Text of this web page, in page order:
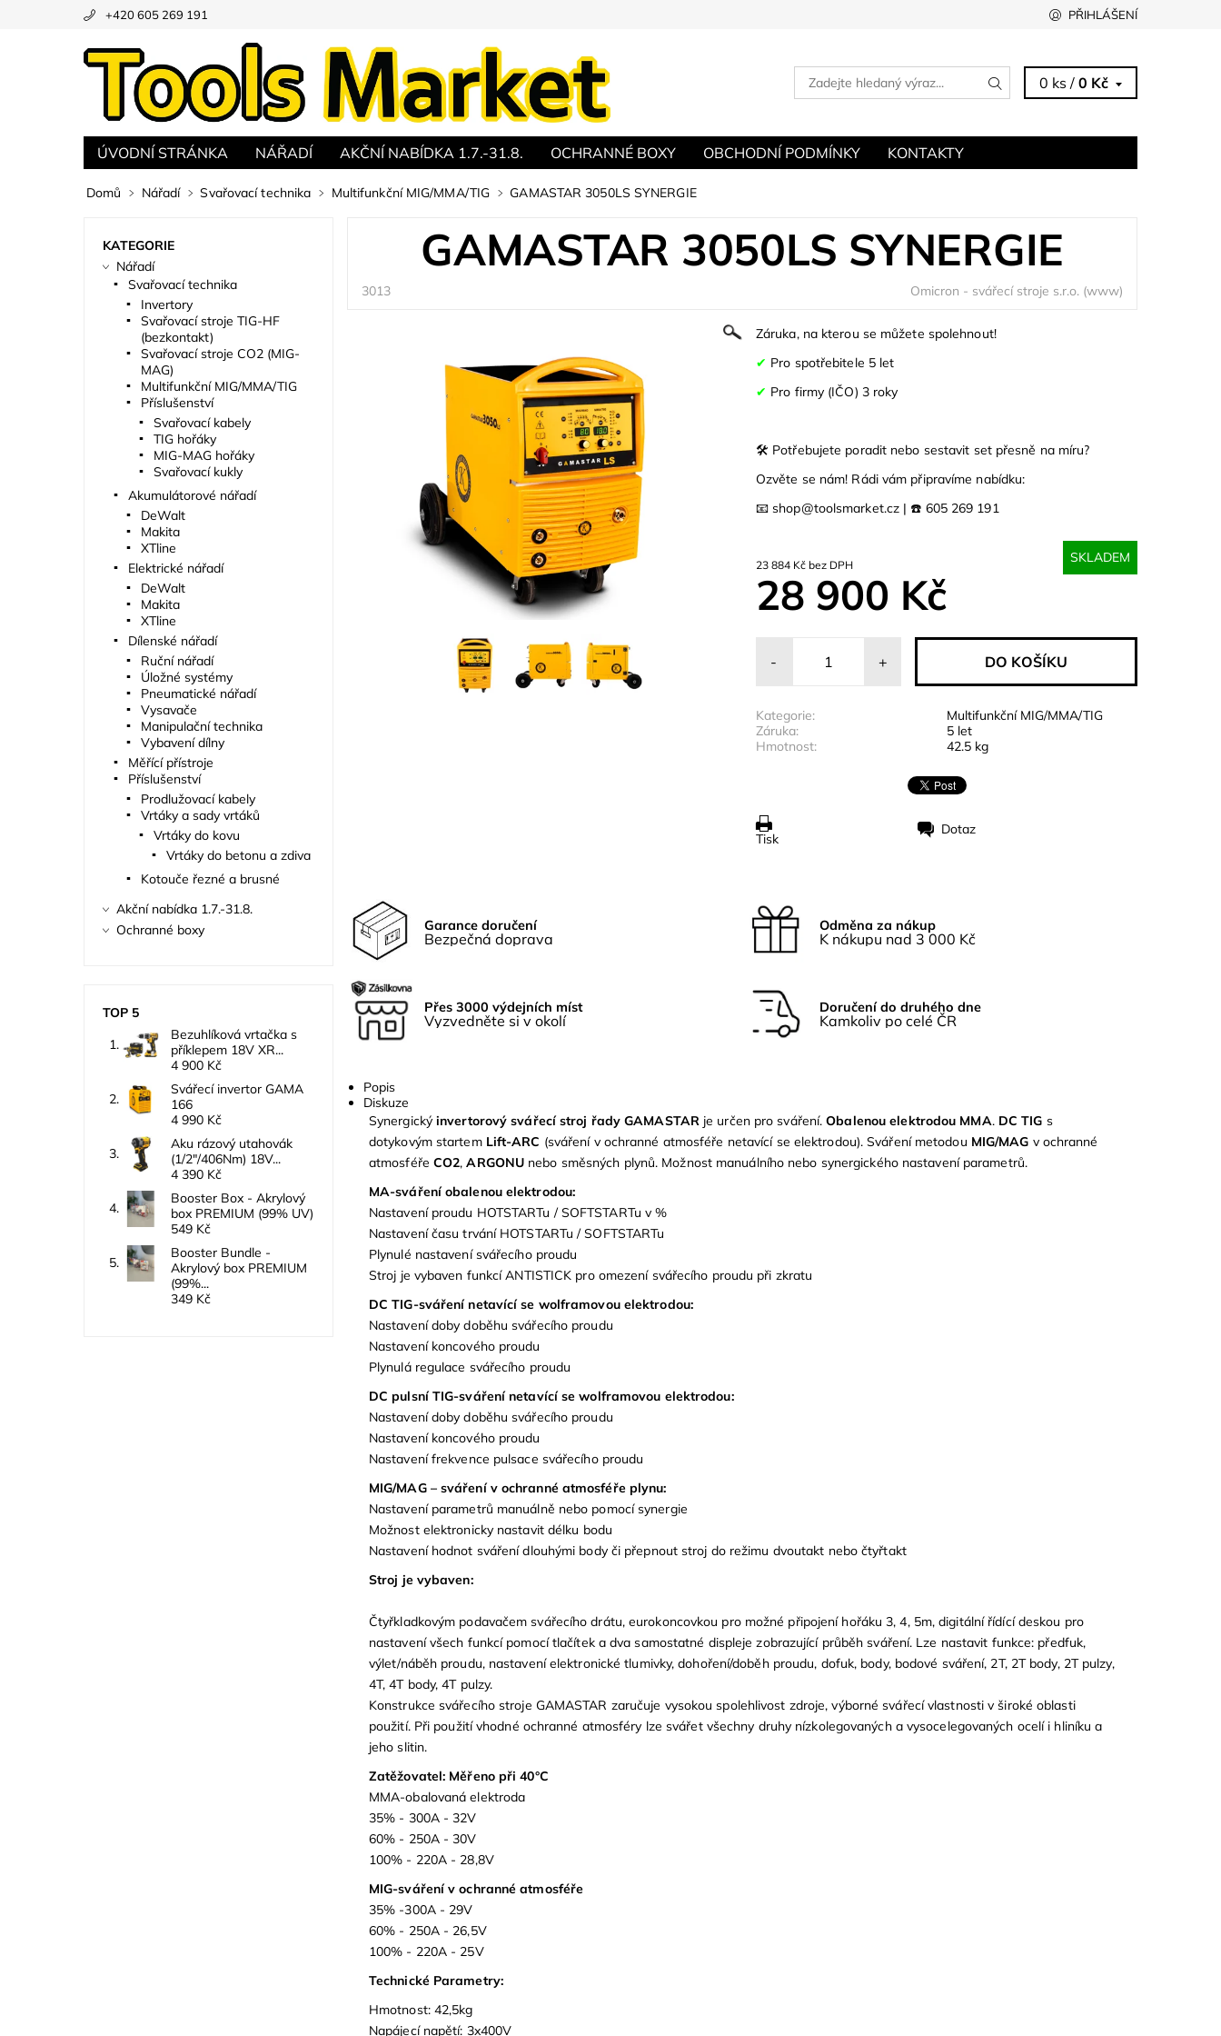
+420 605 269 191 PŘIHLÁŠENÍ
0 ks /0 Kč
ÚVODNÍ STRÁNKA NÁŘADÍ AKČNÍ NABÍDKA 1.7.-31.8. OCHRANNÉ BOXY OBCHODNÍ PODMÍNKY KONTAKTY
Domů Nářadí Svařovací technika Multifunkční MIG/MMA/TIG GAMASTAR 3050LS SYNERGIE
GAMASTAR 3050LS SYNERGIE
3013 Omicron - svářecí stroje s.r.o. (www)
Záruka, na kterou se můžete spolehnout!
✔ Pro spotřebitele 5 let
✔ Pro firmy (IČO) 3 roky
🛠️ Potřebujete poradit nebo sestavit set přesně na míru?
Ozvěte se nám! Rádi vám připravíme nabídku:
📧 shop@toolsmarket.cz | ☎️ 605 269 191
23 884 Kč bez DPH SKLADEM
28 900 Kč
- +
Kategorie:
Multifunkční MIG/MMA/TIG
Záruka:
5 let
Hmotnost:
42.5 kg
Tisk
Dotaz
Garance doručení
Bezpečná doprava
Odměna za nákup
K nákupu nad 3 000 Kč
Přes 3000 výdejních míst
Vyzvedněte si v okolí
Doručení do druhého dne
Kamkoliv po celé ČR
Popis
Diskuze
Synergickýinvertorový svářecí stroj řady GAMASTAR je určen pro sváření.Obalenou elektrodou MMA. DC TIG s
dotykovým startem Lift-ARC (sváření v ochranné atmosféře netavící se elektrodou). Sváření metodou MIG/MAG v ochranné
atmosféře CO2,ARGONU nebo směsných plynů. Možnost manuálního nebo synergického nastavení parametrů.
MA-sváření obalenou elektrodou:
Nastavení proudu HOTSTARTu / SOFTSTARTu v %
Nastavení času trvání HOTSTARTu / SOFTSTARTu
Plynulé nastavení svářecího proudu
Stroj je vybaven funkcí ANTISTICK pro omezení svářecího proudu při zkratu
DC TIG-sváření netavící se wolframovou elektrodou:
Nastavení doby doběhu svářecího proudu
Nastavení koncového proudu
Plynulá regulace svářecího proudu
DC pulsní TIG-sváření netavící se wolframovou elektrodou:
Nastavení doby doběhu svářecího proudu
Nastavení koncového proudu
Nastavení frekvence pulsace svářecího proudu
MIG/MAG – sváření v ochranné atmosféře plynu:
Nastavení parametrů manuálně nebo pomocí synergie
Možnost elektronicky nastavit délku bodu
Nastavení hodnot sváření dlouhými body či přepnout stroj do režimu dvoutakt nebo čtyřtakt
Stroj je vybaven:
Čtyřkladkovým podavačem svářecího drátu, eurokoncovkou pro možné připojení hořáku 3, 4, 5m, digitální řídící deskou pro
nastavení všech funkcí pomocí tlačítek a dva samostatné displeje zobrazující průběh sváření. Lze nastavit funkce: předfuk,
výlet/náběh proudu, nastavení elektronické tlumivky, dohoření/doběh proudu, dofuk, body, bodové sváření, 2T, 2T body, 2T pulzy,
4T, 4T body, 4T pulzy.
Konstrukce svářecího stroje GAMASTAR zaručuje vysokou spolehlivost zdroje, výborné svářecí vlastnosti v široké oblasti
použití. Při použití vhodné ochranné atmosféry lze svářet všechny druhy nízkolegovaných a vysocelegovaných ocelí i hliníku a
jeho slitin.
Zatěžovatel: Měřeno při 40°C
MMA-obalovaná elektroda
35% - 300A - 32V
60% - 250A - 30V
100% - 220A - 28,8V
MIG-sváření v ochranné atmosféře
35% -300A - 29V
60% - 250A - 26,5V
100% - 220A - 25V
Technické Parametry:
Hmotnost: 42,5kg
Napájecí napětí: 3x400V
KATEGORIE
Nářadí
Svařovací technika
Invertory
Svařovací stroje TIG-HF
(bezkontakt)
Svařovací stroje CO2 (MIG-
MAG)
Multifunkční MIG/MMA/TIG
Příslušenství
Svařovací kabely
TIG hořáky
MIG-MAG hořáky
Svařovací kukly
Akumulátorové nářadí
DeWalt
Makita
XTline
Elektrické nářadí
DeWalt
Makita
XTline
Dílenské nářadí
Ruční nářadí
Úložné systémy
Pneumatické nářadí
Vysavače
Manipulační technika
Vybavení dílny
Měřící přístroje
Příslušenství
Prodlužovací kabely
Vrtáky a sady vrtáků
Vrtáky do kovu
Vrtáky do betonu a zdiva
Kotouče řezné a brusné
Akční nabídka 1.7.-31.8.
Ochranné boxy
TOP 5
Bezuhlíková vrtačka s
příklepem 18V XR...
4 900 Kč
Svářecí invertor GAMA
166
4 990 Kč
Aku rázový utahovák
(1/2"/406Nm) 18V...
4 390 Kč
Booster Box - Akrylový
box PREMIUM (99% UV)
549 Kč
Booster Bundle -
Akrylový box PREMIUM
(99%...
349 Kč